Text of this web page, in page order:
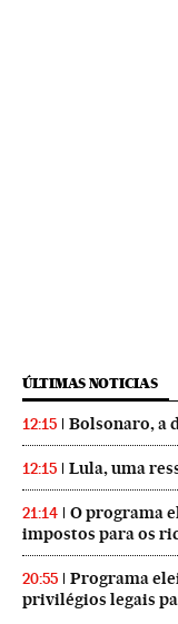
ÚLTIMAS NOTICIAS
12:15 Bolsonaro, a
12:15 Lula, uma
21:14
O programa
impostos para os
20:55
Programa
privilégios legais